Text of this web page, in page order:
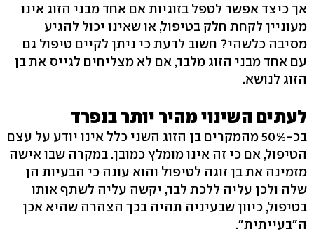
אך כיצד אפשר לטפל בזוגיות אם אחד מבני הזוג אינו
מעוניין לקחת חלק בטיפול, או שאינו יכול להגיע
מסיבה כלשהי? חשוב לדעת כי ניתן לקיים טיפול גם
עם אחד מבני הזוג מלבד, אם לא מצליחים לגייס את בן
הזוג לנושא.
לעתים השינוי מהיר יותר בנפרד
בכ-50% מהמקרים בן הזוג השני כלל אינו יודע על עצם
הטיפול, אם כי זה אינו מומלץ כמובן. במקרה שבו אישה
מזמינה את בן זוגה לטיפול והוא עונה כי הבעיות הן
שלה ולכן עליה ללכת לבד, יקשה עליה לשתף אותו
בטיפול, כיוון שבעיניה תהיה בכך הצהרה שהיא אכן
ה"בעייתית".